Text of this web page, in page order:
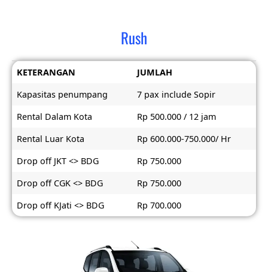
Rush
KETERANGAN
JUMLAH
Kapasitas penumpang
7 pax include Sopir
Rental Dalam Kota
Rp 500.000 / 12 jam
Rental Luar Kota
Rp 600.000-750.000/ Hr
Drop off JKT <> BDG
Rp 750.000
Drop off CGK <> BDG
Rp 750.000
Drop off KJati <> BDG
Rp 700.000